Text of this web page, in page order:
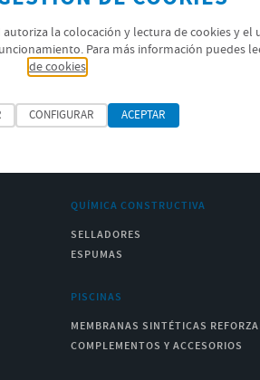
GEOTEXTILES/DRENAJES
QUÍMICA CONSTRUCTIVA
SELLADORES
ESPUMAS
PISCINAS
MEMBRANAS SINTÉTICAS
COMPLEMENTOS Y ACCESORIOS
la colocación y lectura de cookies y el
Para más información puedes
de cookies
CONFIGURAR ACEPTAR